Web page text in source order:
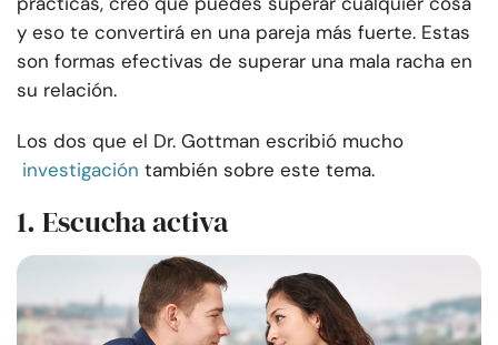
y eso te convertirá en una pareja más fuerte. Estas
son formas efectivas de superar una mala racha en
su relación.
Los dos que el Dr. Gottman escribió mucho
investigación también sobre este tema.
1. Escucha activa